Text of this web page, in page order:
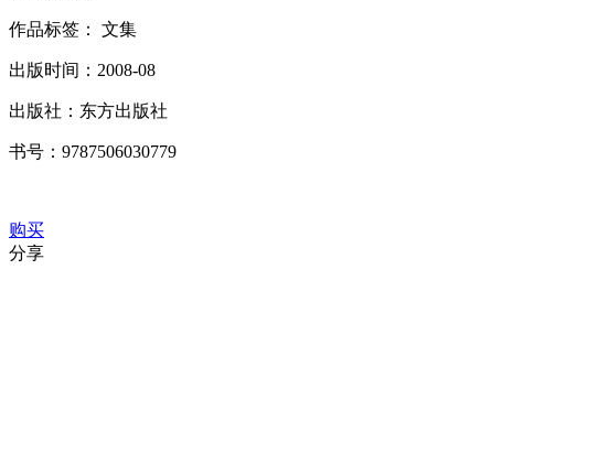
作品标签： 文集
出版时间： 2008-08
出版社： 东方出版社
书号： 9787506030779
购买
分享